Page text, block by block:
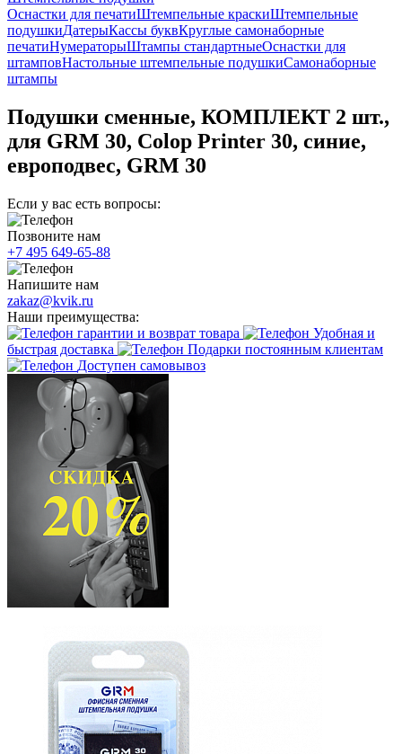
Оснастки для печатиШтемпельные краскиШтемпельные
подушкиДатерыКассы буквКруглые самонаборные
печатиНумераторыШтампы стандартныеОснастки для
штамповНастольные штемпельные подушкиСамонаборные
штампы
Подушки сменные, КОМПЛЕКТ 2 шт.,
для GRM 30, Colop Printer 30, синие,
европодвес, GRM 30
Если у вас есть вопросы:
Позвоните нам
+7 495 649-65-88
Напишите нам
zakaz@kvik.ru
Наши преимущества:
гарантии и возврат товара
Удобная и
быстрая доставка
Подарки постоянным клиентам
Доступен самовывоз